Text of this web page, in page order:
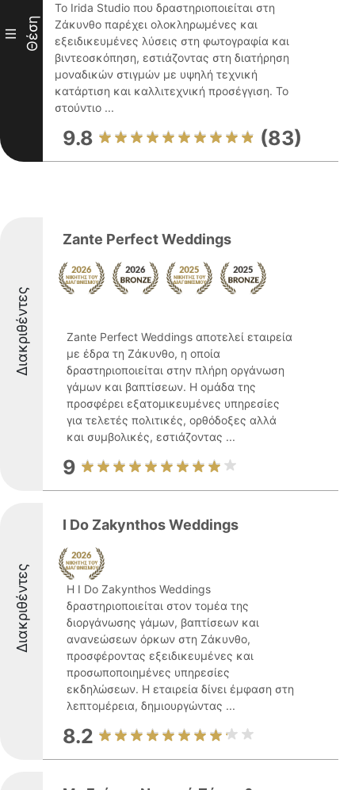
III Θέση
Το Irida Studio που δραστηριοποιείται στη
Ζάκυνθο παρέχει ολοκληρωμένες και
εξειδικευμένες λύσεις στη φωτογραφία και
βιντεοσκόπηση, εστιάζοντας στη διατήρηση
μοναδικών στιγμών με υψηλή τεχνική
κατάρτιση και καλλιτεχνική προσέγγιση. Το
στούντιο ...
9.8 (83)
Διακριθέντες
Zante Perfect Weddings
Zante Perfect Weddings αποτελεί εταιρεία
με έδρα τη Ζάκυνθο, η οποία
δραστηριοποιείται στην πλήρη οργάνωση
γάμων και βαπτίσεων. Η ομάδα της
προσφέρει εξατομικευμένες υπηρεσίες
για τελετές πολιτικές, ορθόδοξες αλλά
και συμβολικές, εστιάζοντας ...
9
Διακριθέντες
I Do Zakynthos Weddings
Η I Do Zakynthos Weddings
δραστηριοποιείται στον τομέα της
διοργάνωσης γάμων, βαπτίσεων και
ανανεώσεων όρκων στη Ζάκυνθο,
προσφέροντας εξειδικευμένες και
προσωποποιημένες υπηρεσίες
εκδηλώσεων. Η εταιρεία δίνει έμφαση στη
λεπτομέρεια, δημιουργώντας ...
8.2